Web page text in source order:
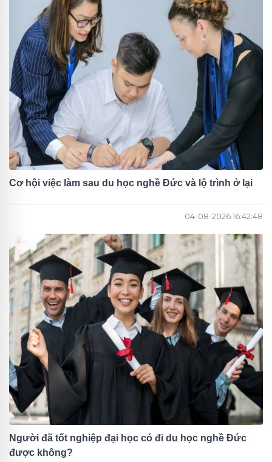
Cơ hội việc làm sau du học nghề Đức và lộ trình ở lại
04-08-2026 16:42:48
Người đã tốt nghiệp đại học có đi du học nghề Đức
được không?